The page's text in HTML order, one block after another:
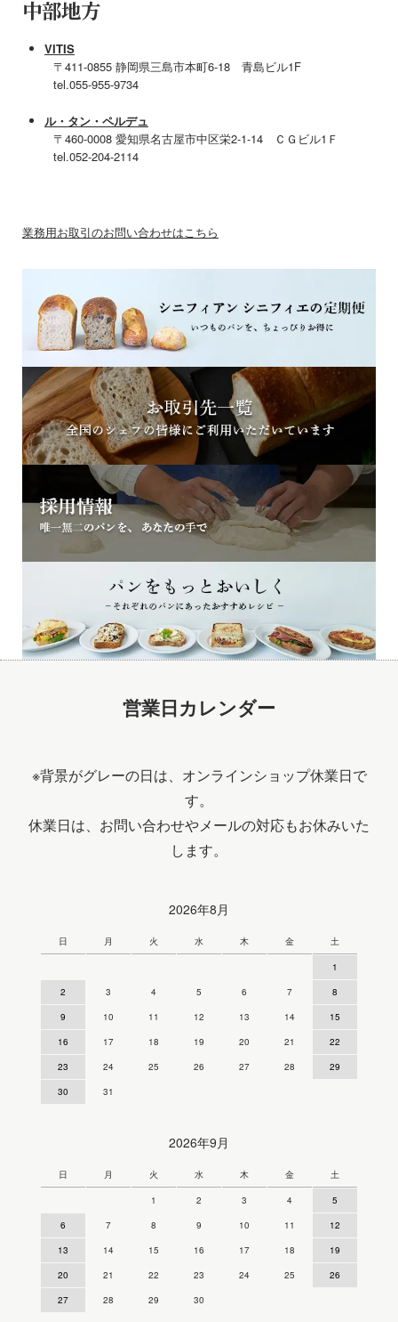
中部地方
VITIS
〒411-0855 静岡県三島市本町6-18 青島ビル1F
tel.055-955-9734
ル・タン・ペルデュ
〒460-0008 愛知県名古屋市中区栄2-1-14 ＣＧビル1Ｆ
tel.052-204-2114
業務用お取引のお問い合わせはこちら
営業日カレンダー
※背景がグレーの日は、オンラインショップ休業日で
す。
休業日は、お問い合わせやメールの対応もお休みいた
します。
2026年8月
日 月 火 水 木 金 土
1
2
3 4 5 6 7
8
9
10 11 12 13 14
15
16
17 18 19 20 21
22
23
24 25 26 27 28
29
30
31
2026年9月
日 月 火 水 木 金 土
1 2 3 4
5
6
7 8 9 10 11
12
13
14 15 16 17 18
19
20
21 22 23 24 25
26
27
28 29 30